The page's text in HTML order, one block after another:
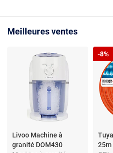
Meilleures ventes
Livoo Machine à
granité DOM430-
25m
-8%